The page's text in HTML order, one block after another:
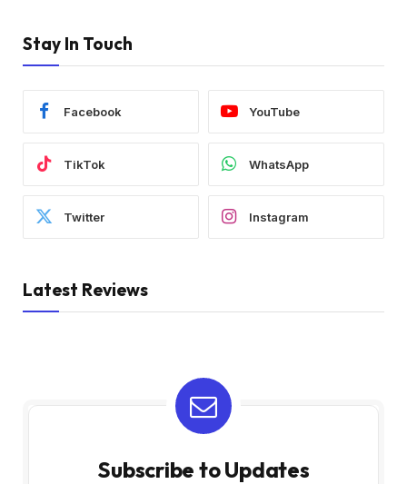
Stay In Touch
Facebook YouTube
TikTok WhatsApp
Twitter Instagram
Latest Reviews
Subscribe to Updates